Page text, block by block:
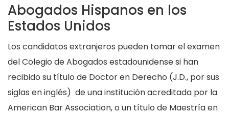
Abogados Hispanos en los
Estados Unidos
Los candidatos extranjeros pueden tomar el examen
del Colegio de Abogados estadounidense si han
recibido su título de Doctor en Derecho (J.D., por sus
siglas en inglés) de una institución acreditada por la
American Bar Association, o un título de Maestría en